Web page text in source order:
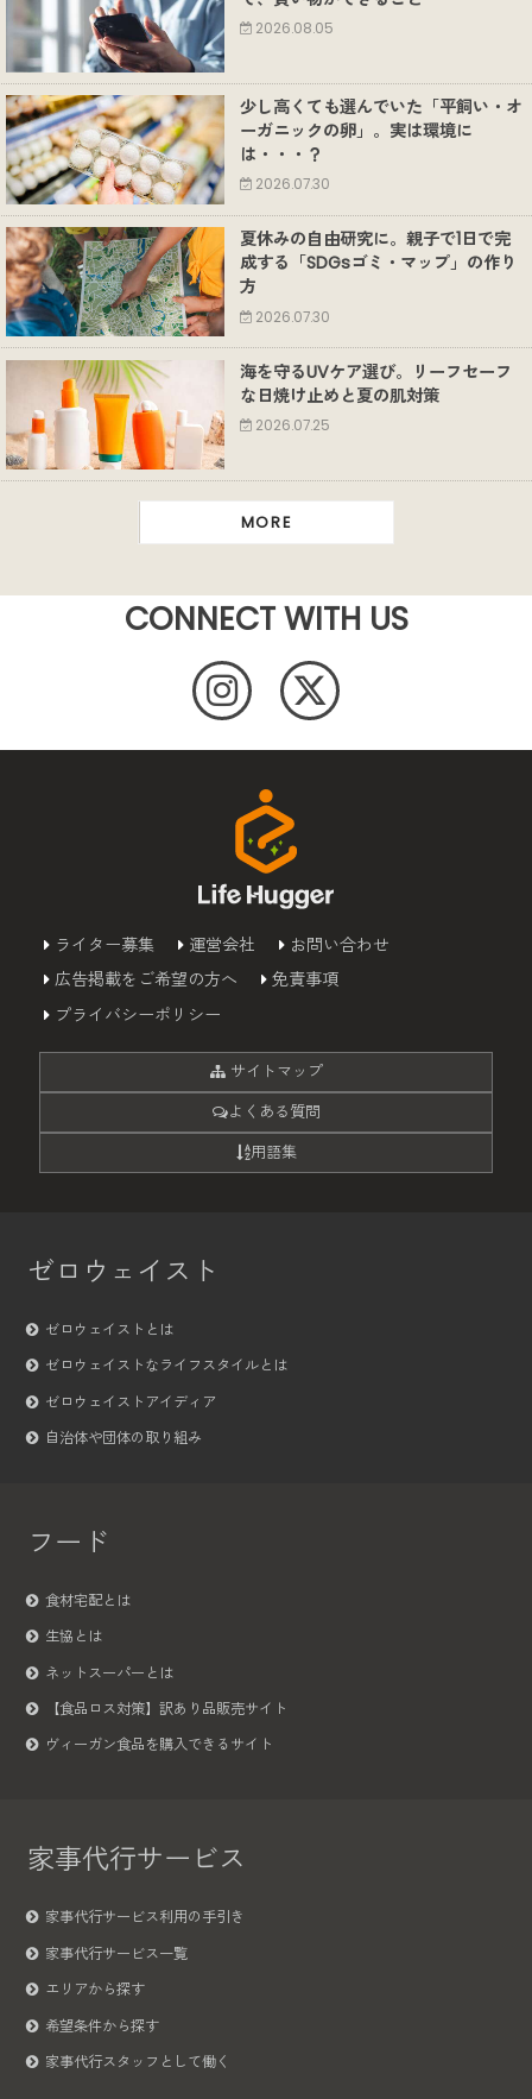
2026.08.05
少し高くても選んでいた「平飼い・オ
ーガニックの卵」。実は環境に
は・・・？
2026.07.30
夏休みの自由研究に。親子で1日で完
成する「SDGsゴミ・マップ」の作り
方
2026.07.30
海を守るUVケア選び。リーフセーフ
な日焼け止めと夏の肌対策
2026.07.25
MORE
CONNECT WITH US
ライター募集 運営会社
お問い合わせ
広告掲載をご希望の方へ
免責事項
プライバシーポリシー
サイトマップ
よくある質問
用語集
ゼロウェイスト
ゼロウェイストとは
ゼロウェイストなライフスタイルとは
ゼロウェイストアイディア
自治体や団体の取り組み
フード
食材宅配とは
生協とは
ネットスーパーとは
【食品ロス対策】訳あり品販売サイト
ヴィーガン食品を購入できるサイト
家事代行サービス
家事代行サービス利用の手引き
家事代行サービス一覧
エリアから探す
希望条件から探す
家事代行スタッフとして働く